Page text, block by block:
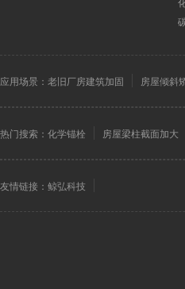
应用场景： 老旧厂房建筑加固 房屋倾斜
热门搜索： 化学锚栓 房屋梁柱截面加大
友情链接： 鲸弘科技